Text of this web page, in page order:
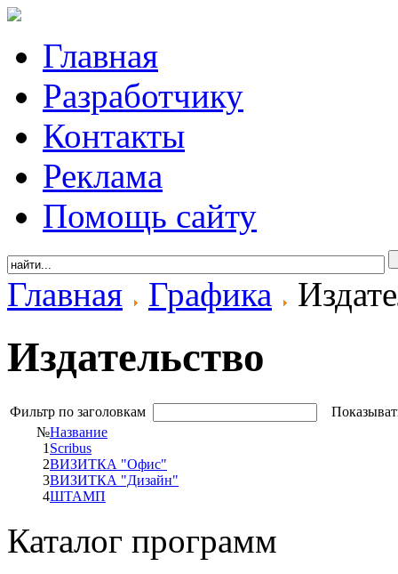
Главная
Разработчику
Контакты
Реклама
Помощь сайту
Главная Графика
Издательство
Фильтр по заголовкам
№Название
1 Scribus
2ВИЗИТКА "Офис"
3ВИЗИТКА "Дизайн"
4ШТАМП
Каталог программ